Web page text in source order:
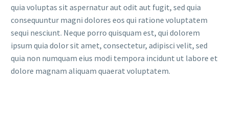
quia voluptas sit aspernatur aut odit aut fugit, sed quia
consequuntur magni dolores eos qui ratione voluptatem
sequi nesciunt. Neque porro quisquam est, qui dolorem
ipsum quia dolor sit amet, consectetur, adipisci velit, sed
quia non numquam eius modi tempora incidunt ut labore et
dolore magnam aliquam quaerat voluptatem.